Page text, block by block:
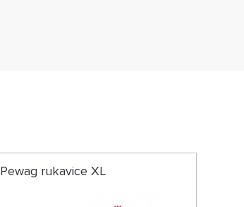
Pewag rukavice XL